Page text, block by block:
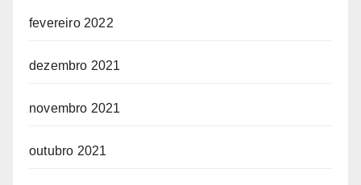
fevereiro 2022
dezembro 2021
novembro 2021
outubro 2021